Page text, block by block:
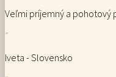
Veľmi príjemný a pohotový
”
Iveta - Slovensko